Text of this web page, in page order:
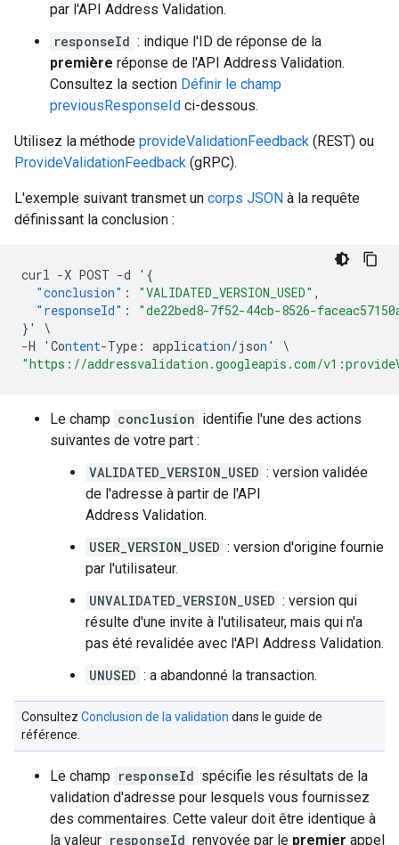
par l'API Address Validation.
responseId : indique l'ID de réponse de la
première réponse de l'API Address Validation.
Consultez la section Définir le champ
previousResponseId ci-dessous.
Utilisez la méthode provideValidationFeedback (REST) ou
ProvideValidationFeedback (gRPC).
L'exemple suivant transmet un corps JSON à la requête
définissant la conclusion :
curl -X POST -d ' {
"conclusion" : "VALIDATED_VERSION_USED" ,
"responseId" :
"de22bed8-7f52-44cb-8526-
} '
\
-H 'Content-Type : application/json '
\
"https://addressvalidation.googleapis.com/
Le champ conclusion identifie l'une des actions
suivantes de votre part :
VALIDATED_VERSION_USED : version validée
de l'adresse à partir de l'API
Address Validation.
USER_VERSION_USED : version d'origine fournie
par l'utilisateur.
UNVALIDATED_VERSION_USED : version qui
résulte d'une invite à l'utilisateur, mais qui n'a
pas été revalidée avec l'API Address Validation.
UNUSED : a abandonné la transaction.
Consultez Conclusion de la validation dans le guide de
référence.
Le champ responseId spécifie les résultats de la
validation d'adresse pour lesquels vous fournissez
des commentaires. Cette valeur doit être identique à
la valeur responseId renvoyée par le premier appel